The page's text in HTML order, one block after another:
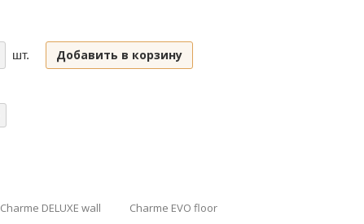
шт. Добавить в корзину
Charme DELUXE wall Charme EVO floor